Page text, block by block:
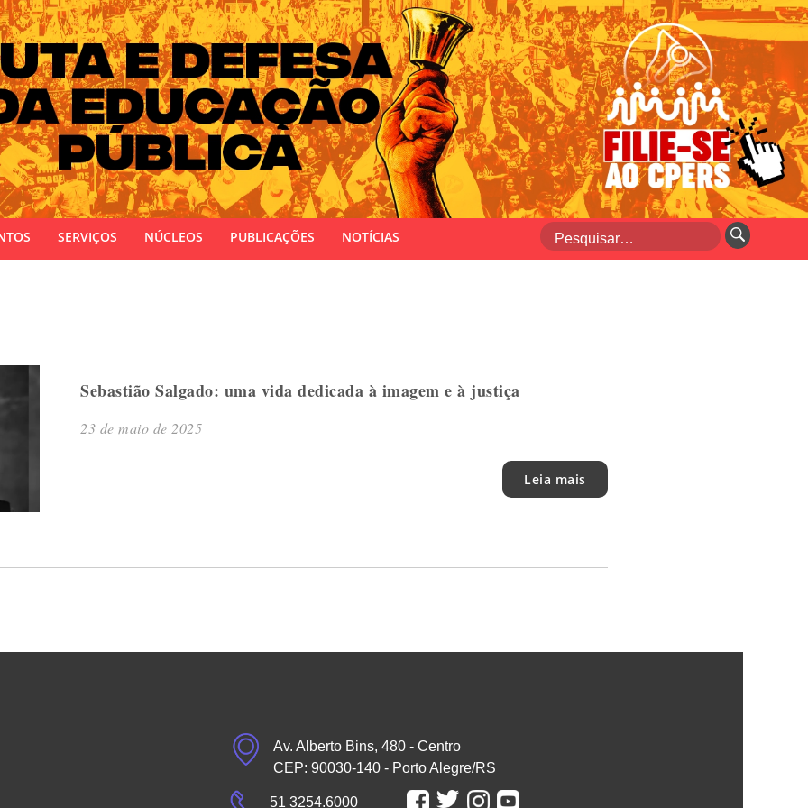
Estado do Rio Grande do Sul
SERVIÇOS NÚCLEOS PUBLICAÇÕES NOTÍCIAS
Sebastião Salgado: uma vida dedicada à imagem e à justiça
23 de maio de 2025
Leia mais
Av. Alberto Bins, 480 - Centro
CEP: 90030-140 - Porto Alegre/RS
51 3254.6000